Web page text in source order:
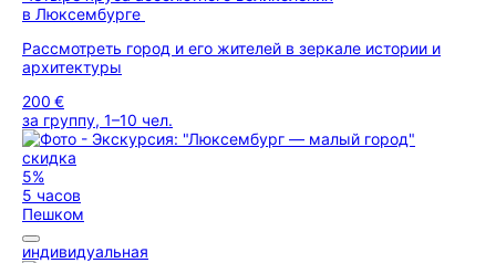
в Люксембурге
Рассмотреть город и его жителей в зеркале истории и
архитектуры
200 €
за группу, 1–10 чел.
скидка
5%
5 часов
Пешком
индивидуальная